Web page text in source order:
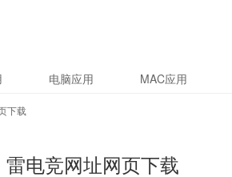
电脑应用 MAC应用
下载
雷电竞网址网页下载